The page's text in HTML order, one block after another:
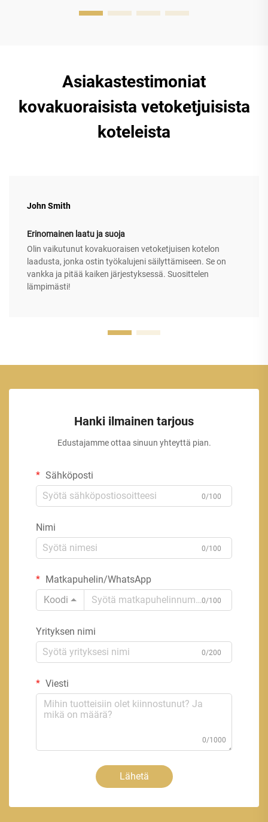
Asiakastestimoniat
kovakuoraisista vetoketjuisista
koteleista
John Smith
Erinomainen laatu ja suoja
Olin vaikutunut kovakuoraisen vetoketjuisen kotelon
laadusta, jonka ostin työkalujeni säilyttämiseen. Se on
vankka ja pitää kaiken järjestyksessä. Suosittelen
lämpimästi!
Hanki ilmainen tarjous
Edustajamme ottaa sinuun yhteyttä pian.
Sähköposti
0/100
Nimi
0/100
Matkapuhelin/WhatsApp
Koodi
0/100
Yrityksen nimi
0/200
Viesti
0/1000
Lähetä